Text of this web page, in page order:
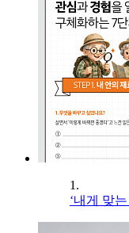
1.
‘내게 맞